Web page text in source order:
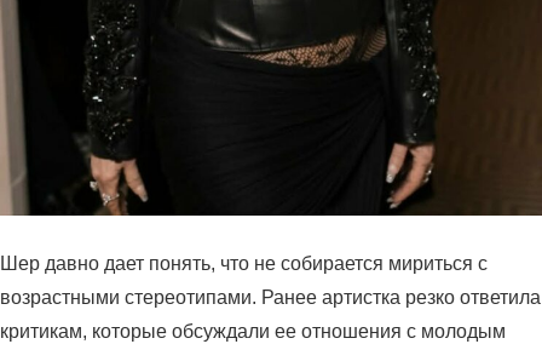
Шер давно дает понять, что не собирается мириться с
возрастными стереотипами. Ранее артистка резко ответила
критикам, которые обсуждали ее отношения с молодым